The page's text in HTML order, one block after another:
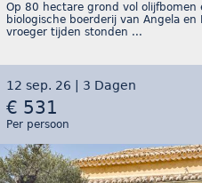
Op 80 hectare grond vol olijfbomen
biologische boerderij van Angela en
vroeger tijden stonden ...
12 sep. 26 | 3 Dagen
€ 531
Per persoon